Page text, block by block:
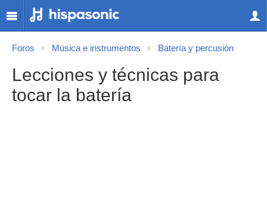
Foros Música e instrumentos Batería y percusión
Lecciones y técnicas para
tocar la batería